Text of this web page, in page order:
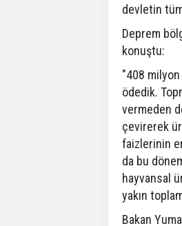
devletin
Deprem
konuştu:
"408
ödedik.
vermeden
çevirerek
faizlerinin
da bu
hayvansal
yakın
Bakan